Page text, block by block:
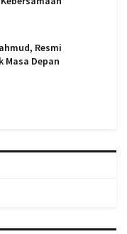
Resmi
Masa Depan